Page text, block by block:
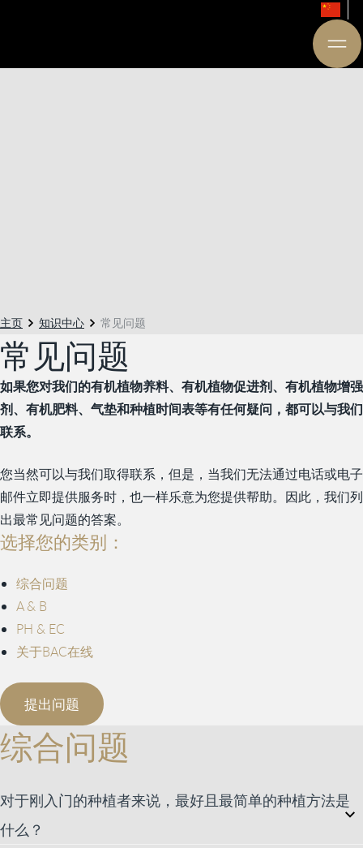
主页 知识中心 常见问题
常见问题
如果您对我们的有机植物养料、有机植物促进剂、有机植物增强
剂、有机肥料、气垫和种植时间表等有任何疑问，都可以与我们
联系。
您当然可以与我们取得联系，但是，当我们无法通过电话或电子
邮件立即提供服务时，也一样乐意为您提供帮助。因此，我们列
出最常见问题的答案。
选择您的类别：
综合问题
A & B
PH & EC
关于BAC在线
提出问题
综合问题
对于刚入门的种植者来说，最好且最简单的种植方法是
什么？